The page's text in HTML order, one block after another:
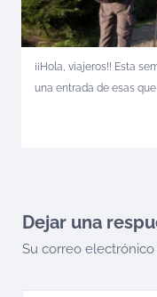
¡¡Hola, viajeros!! Esta
una entrada de esas que
Dejar una
Su correo